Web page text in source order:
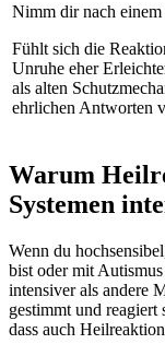
Nimm dir nach
Fühlt sich die
Unruhe eher
als alten
ehrlichen Antworten
Warum
Systemen
Wenn du
bist oder mit
intensiver als andere
gestimmt und reagiert
dass auch